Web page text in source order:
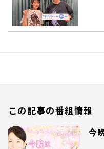
この記事の番組情報
今